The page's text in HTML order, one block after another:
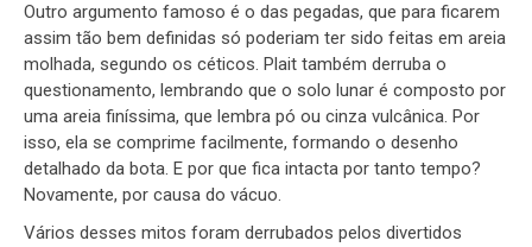
Outro argumento famoso é o das pegadas, que para ficarem
assim tão bem definidas só poderiam ter sido feitas em areia
molhada, segundo os céticos. Plait também derruba o
questionamento, lembrando que o solo lunar é composto por
uma areia finíssima, que lembra pó ou cinza vulcânica. Por
isso, ela se comprime facilmente, formando o desenho
detalhado da bota. E por que fica intacta por tanto tempo?
Novamente, por causa do vácuo.
Vários desses mitos foram derrubados pelos divertidos